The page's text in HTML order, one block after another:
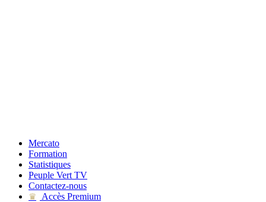
Mercato
Formation
Statistiques
Peuple Vert TV
Contactez-nous
♛
Accès Premium